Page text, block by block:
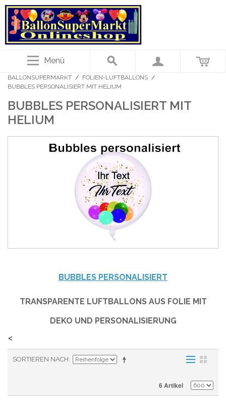
Menü
BALLONSUPERMARKT / FOLIEN-LUFTBALLONS /
BUBBLES PERSONALISIERT MIT HELIUM
BUBBLES PERSONALISIERT MIT
HELIUM
BUBBLES PERSONALISIERT
TRANSPARENTE LUFTBALLONS AUS FOLIE MIT
DEKO UND PERSONALISIERUNG
<
SORTIEREN NACH
6 Artikel